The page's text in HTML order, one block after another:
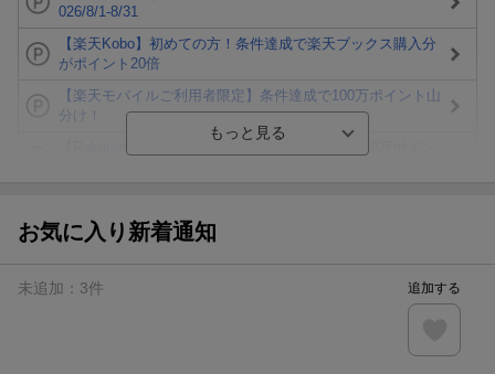
026/8/1-8/31
【楽天Kobo】初めての方！条件達成で楽天ブックス購入分
がポイント20倍
【楽天モバイルご利用者限定】条件達成で100万ポイント山
分け！
が当たる！
楽天モバイル紹介キャンペーンの拡散で300円OFFクーポン
条件達成で楽天限定・宝塚歌劇 宙組貸切公演ペアチケット
お気に入り新着通知
未追加： 3件 追加する